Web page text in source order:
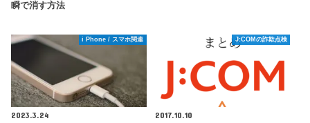
瞬で消す方法
i Phone / スマホ関連
2023.3.24
J:COMの詐欺点検
2017.10.10